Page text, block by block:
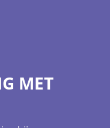
MET